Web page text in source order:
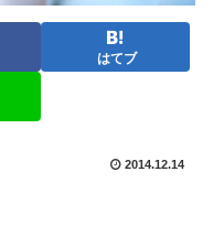
はてブ
2014.12.14